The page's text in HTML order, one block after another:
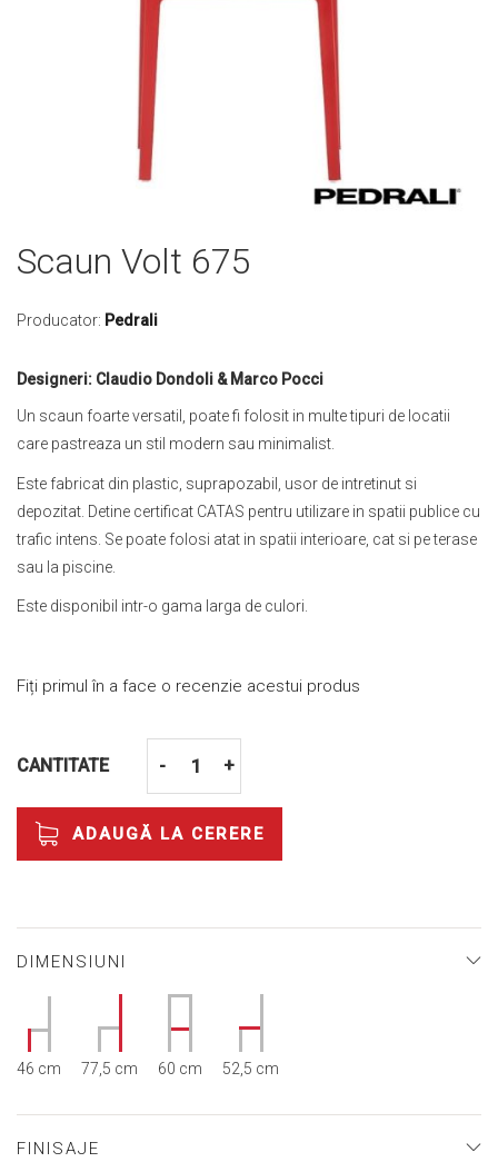
Scaun Volt 675
Producator: Pedrali
Designeri: Claudio Dondoli & Marco Pocci
Un scaun foarte versatil, poate fi folosit in multe tipuri de locatii
care pastreaza un stil modern sau minimalist.
Este fabricat din plastic, suprapozabil, usor de intretinut si
depozitat. Detine certificat CATAS pentru utilizare in spatii publice cu
trafic intens. Se poate folosi atat in spatii interioare, cat si pe terase
sau la piscine.
Este disponibil intr-o gama larga de culori.
Fiți primul în a face o recenzie acestui produs
CANTITATE - +
ADAUGĂ LA CERERE
DIMENSIUNI
46 cm 77,5 cm 60 cm 52,5 cm
FINISAJE
Skip
to
beginning
images
gallery